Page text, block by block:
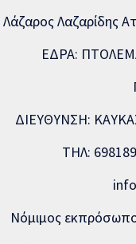
Λάζαρος Λαζαρίδης
ΕΔΡΑ:
ΔΙΕΥΘΥΝΣΗ:
ΤΗΛ:
Νόμιμος